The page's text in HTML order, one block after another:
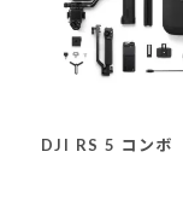
DJI RS 5 コンボ